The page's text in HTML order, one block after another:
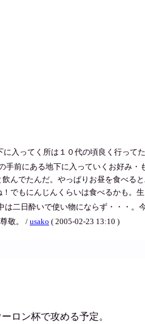
入ってく所は１０代の頃良く行って
手前にある地下に入っていくお好み
んでたんだ。やっぱりお昼を食べる
でもにんじんくらいは食べるかも。
は二日酔いで使い物にならず・・・。
敬。 /usako ( 2005-02-23 13:10 )
ロン杯で攻める予定。